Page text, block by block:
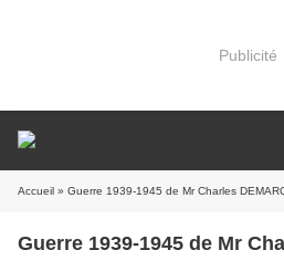
Publicité
Accueil » Guerre 1939-1945 de Mr Charles
Guerre 1939-1945 de Mr